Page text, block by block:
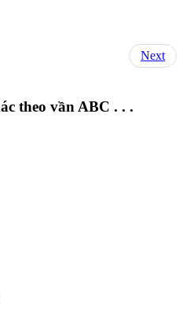
Next
theo vần ABC . . .